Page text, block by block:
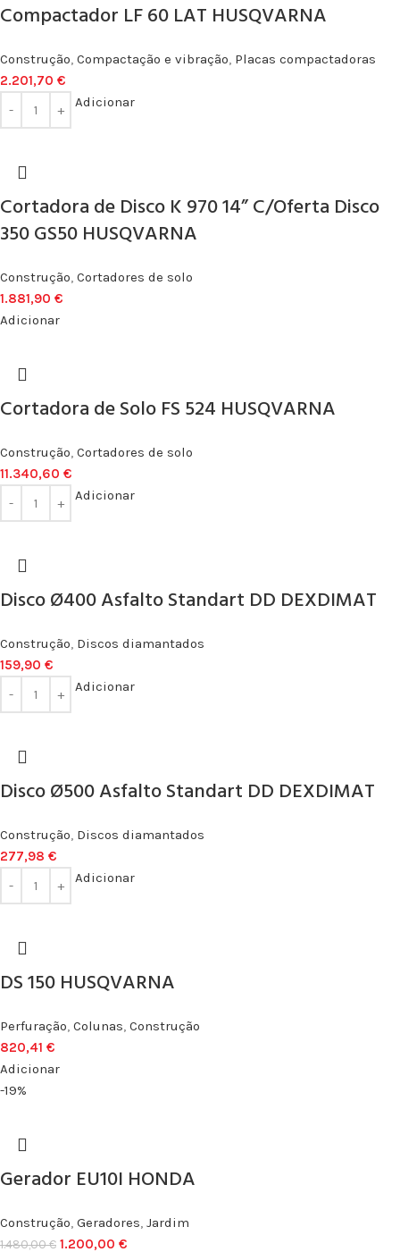
Compactador LF 60 LAT HUSQVARNA
Construção, Compactação e vibração, Placas compactadoras
2.201,70 €
Adicionar
Cortadora de Disco K 970 14” C/Oferta Disco
350 GS50 HUSQVARNA
Construção, Cortadores de solo
1.881,90 €
Adicionar
Cortadora de Solo FS 524 HUSQVARNA
Construção, Cortadores de solo
11.340,60 €
Adicionar
Disco Ø400 Asfalto Standart DD DEXDIMAT
Construção, Discos diamantados
159,90 €
Adicionar
Disco Ø500 Asfalto Standart DD DEXDIMAT
Construção, Discos diamantados
277,98 €
Adicionar
DS 150 HUSQVARNA
Perfuração, Colunas, Construção
820,41 €
Adicionar
-19%
Gerador EU10I HONDA
Construção, Geradores, Jardim
1.480,00€ 1.200,00 €